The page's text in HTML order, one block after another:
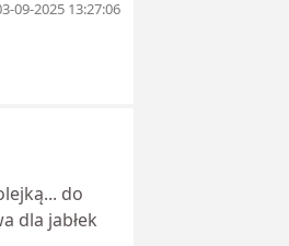
09-2025 13:27:06
do
dla jabłek